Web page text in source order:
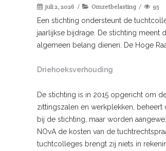
juli 2, 2026 Omzetbelasting 95
Een stichting ondersteunt de
jaarlijkse bijdrage. De stichting
algemeen belang dienen. De Hoge
Driehoeksverhouding
De stichting is in 2015 opgericht om
zittingszalen en werkplekken,
bij de stichting, maar worden
NOvA de kosten van de
tuchtcolleges brengt zij niets in